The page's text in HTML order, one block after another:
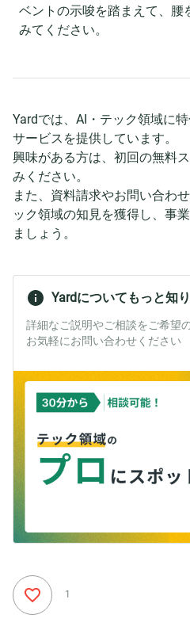
ベントの示唆を踏まえて、腰
みてください。
Yardでは、AI・テック領域に
サービスを提供しています。
興味がある方は、初回の無料
みください。
また、資料請求やお問い合わ
ック領域の知見を獲得し、事
ましょう。
Yardについてもっと知
詳細なご説明やご相談をご希望
お気軽にお問い合わせください
1